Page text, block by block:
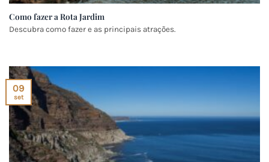
Como fazer a Rota Jardim
Descubra como fazer e as principais atrações.
09
set